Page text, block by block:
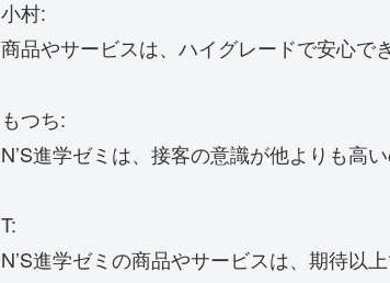
小村:
商品やサービスは、ハイグレードで安心で
もつち:
N’S進学ゼミは、接客の意識が他よりも高
T:
N’S進学ゼミの商品やサービスは、期待以